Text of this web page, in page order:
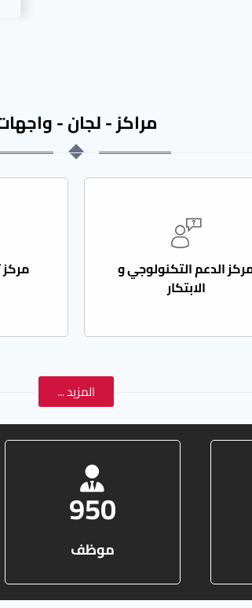
مراكز - لجان -
الدعم التكنولوجي و
الابتكار
مركز
المزيد ...
950
موظف